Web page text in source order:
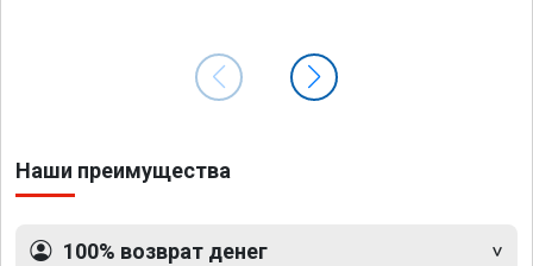
Наши преимущества
100% возврат денег